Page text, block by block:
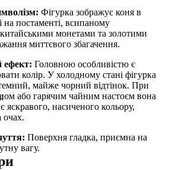
Фігурка зображує коня в
на постаменті, всипаному
монетами та золотими
миттєвого збагачення.
ефект: Головною особливістю є
колір. У холодному стані фігурка
майже чорний відтінок. При
або гарячим чайним настоєм вона
яскравого, насиченого кольору,
Поверхня гладка, приємна на
вагу.